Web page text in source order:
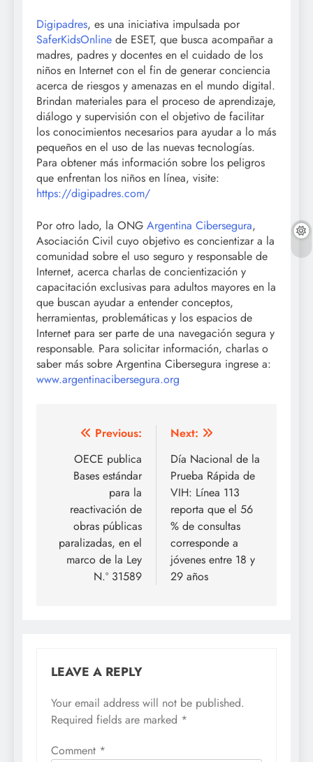
Digipadres, es una iniciativa impulsada por
SaferKidsOnline de ESET, que busca acompañar a
madres, padres y docentes en el cuidado de los
niños en Internet con el fin de generar conciencia
acerca de riesgos y amenazas en el mundo digital.
Brindan materiales para el proceso de aprendizaje,
diálogo y supervisión con el objetivo de facilitar
los conocimientos necesarios para ayudar a lo más
pequeños en el uso de las nuevas tecnologías.
Para obtener más información sobre los peligros
que enfrentan los niños en línea, visite:
https://digipadres.com/
Por otro lado, la ONG Argentina Cibersegura,
Asociación Civil cuyo objetivo es concientizar a la
comunidad sobre el uso seguro y responsable de
Internet, acerca charlas de concientización y
capacitación exclusivas para adultos mayores en la
que buscan ayudar a entender conceptos,
herramientas, problemáticas y los espacios de
Internet para ser parte de una navegación segura y
responsable. Para solicitar información, charlas o
saber más sobre Argentina Cibersegura ingrese a:
www.argentinacibersegura.org
Post
navigation
Previous:
OECE publica
Bases estándar
para la
reactivación de
obras públicas
paralizadas, en el
marco de la Ley
N.º 31589
Next:
Día Nacional de la
Prueba Rápida de
VIH: Línea 113
reporta que el 56
% de consultas
corresponde a
jóvenes entre 18 y
29 años
LEAVE A REPLY
Your email address will not be published.
Required fields are marked *
Comment *